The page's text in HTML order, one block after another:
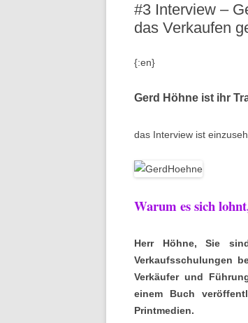
#3 Interview –
das Verkaufen
{:en}
Gerd Höhne ist ihr
das Interview ist
Warum es sich
Herr Höhne, Sie
Verkaufsschulungen
Verkäufer und
einem Buch
Printmedien.